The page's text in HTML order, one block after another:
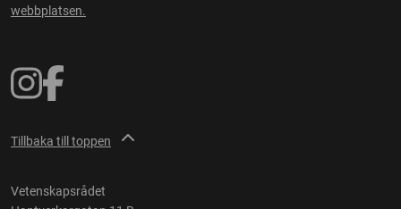
webbplatsen.
Tillbaka till toppen
Vetenskapsrådet